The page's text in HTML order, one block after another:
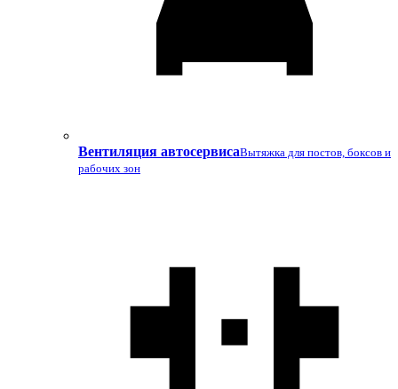
Вентиляция автосервисаВытяжка для постов, боксов и
рабочих зон